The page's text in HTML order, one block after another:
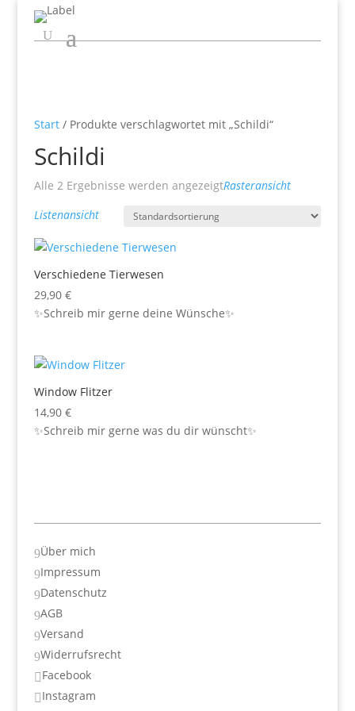
Start/ Produkte verschlagwortet mit „Schildi“
Schildi
Alle 2 Ergebnisse werden angezeigtRasteransicht
Listenansicht
Verschiedene Tierwesen
29,90 €
✨Schreib mir gerne deine Wünsche✨
Window Flitzer
14,90 €
✨Schreib mir gerne was du dir wünscht✨
9Über mich
9Impressum
9Datenschutz
9AGB
9Versand
9Widerrufsrecht
 Facebook
 Instagram